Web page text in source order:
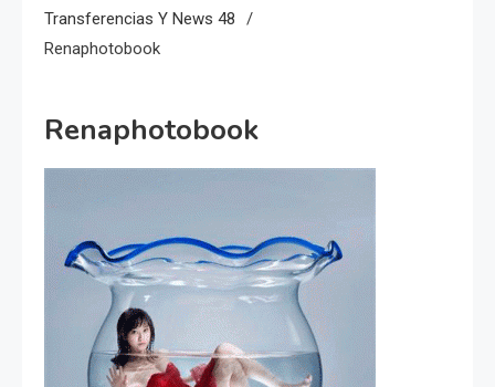
Transferencias Y News 48
Renaphotobook
Renaphotobook